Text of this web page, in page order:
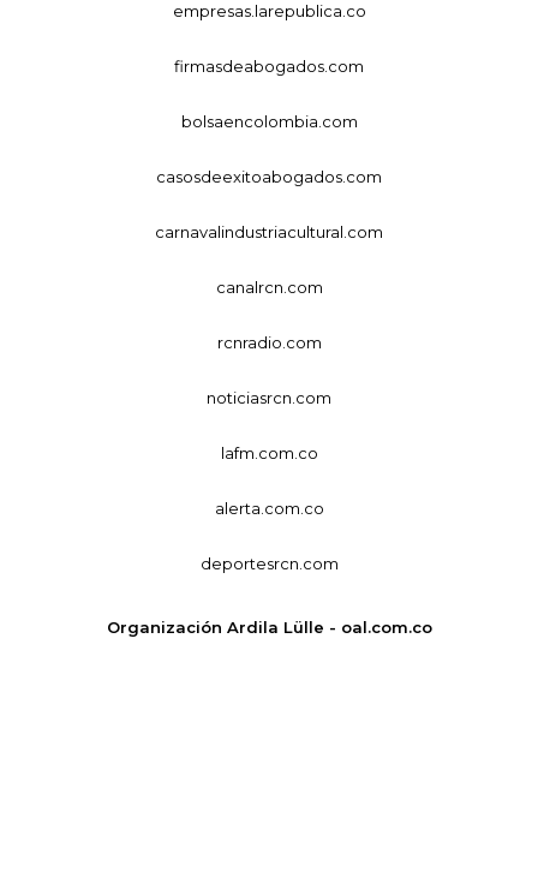
empresas.larepublica.co
firmasdeabogados.com
bolsaencolombia.com
casosdeexitoabogados.com
carnavalindustriacultural.com
canalrcn.com
rcnradio.com
noticiasrcn.com
lafm.com.co
alerta.com.co
deportesrcn.com
Organización Ardila Lülle - oal.com.co